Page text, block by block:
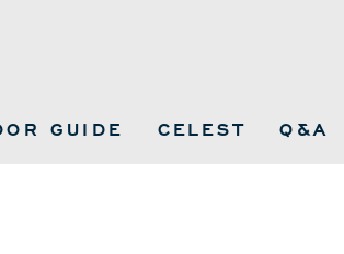
GUIDE CELEST Q&A